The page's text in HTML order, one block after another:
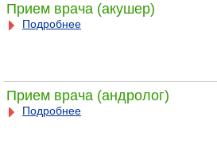
Прием врача (акушер)
Подробнее
Прием врача (андролог)
Подробнее